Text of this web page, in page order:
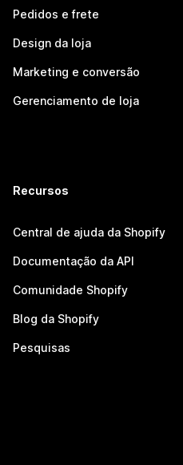
Pedidos e frete
Design da loja
Marketing e conversão
Gerenciamento de loja
Recursos
Central de ajuda da Shopify
Documentação da API
Comunidade Shopify
Blog da Shopify
Pesquisas